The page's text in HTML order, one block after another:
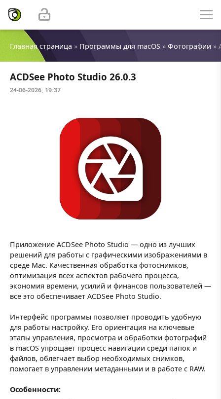
Главная страница » Программы для macOS » Фотографии »
ACDSee Photo Studio 26.0.3
24-06-2026, 19:37
Приложение ACDSee Photo Studio — одно из лучших
решений для работы с графическими изображениями в
среде Mac. Качественная обработка фотоснимков,
оптимизация всех аспектов рабочего процесса,
экономия времени, усилий и финансов пользователей —
все это обеспечивает ACDSee Photo Studio.
Интерфейс программы позволяет проводить удобную
для работы настройку. Его ориентация на ключевые
этапы управления, просмотра и обработки фотографий
в macOS упрощает процесс навигации среди папок и
файлов, облегчает выбор необходимых снимков,
помогает в управлении метаданными и в работе с RAW.
Особенности: